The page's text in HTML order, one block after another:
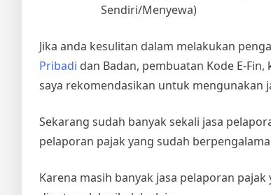
Sendiri/Menyewa)
Jika anda kesulitan dalam melakukan
Pribadi dan Badan, pembuatan Kode E-
saya rekomendasikan untuk mengunakan
Sekarang sudah banyak sekali jasa
pelaporan pajak yang sudah
Karena masih banyak jasa pelaporan